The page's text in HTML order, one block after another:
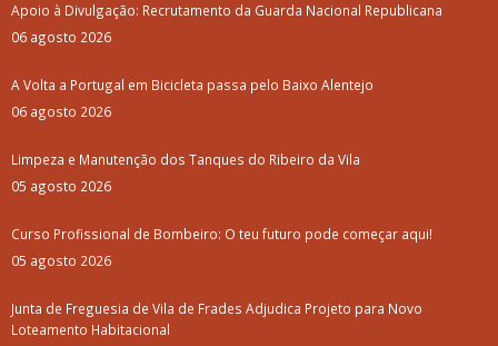
Apoio à Divulgação: Recrutamento da Guarda Nacional Republicana
06 agosto 2026
A Volta a Portugal em Bicicleta passa pelo Baixo Alentejo
06 agosto 2026
Limpeza e Manutenção dos Tanques do Ribeiro da Vila
05 agosto 2026
Curso Profissional de Bombeiro: O teu futuro pode começar aqui!
05 agosto 2026
Junta de Freguesia de Vila de Frades Adjudica Projeto para Novo
Loteamento Habitacional